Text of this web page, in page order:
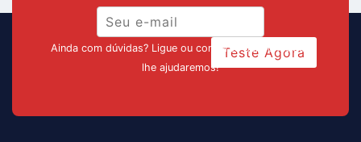
Teste Agora
Ainda com dúvidas? Ligue ou converse pelo chat que
lhe ajudaremos!